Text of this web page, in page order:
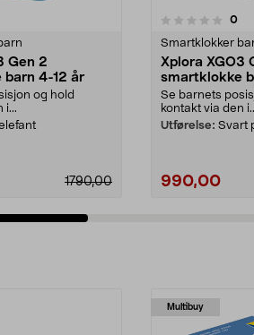
Gen 2
4-12 år
og hold
i...
1790,00
5 stjerner 0
Smartklokker
Xplora XGO3
smartklokke
Se barnets
kontakt via den
Utførelse: Svart
990,00
3.5 av
Multibuy